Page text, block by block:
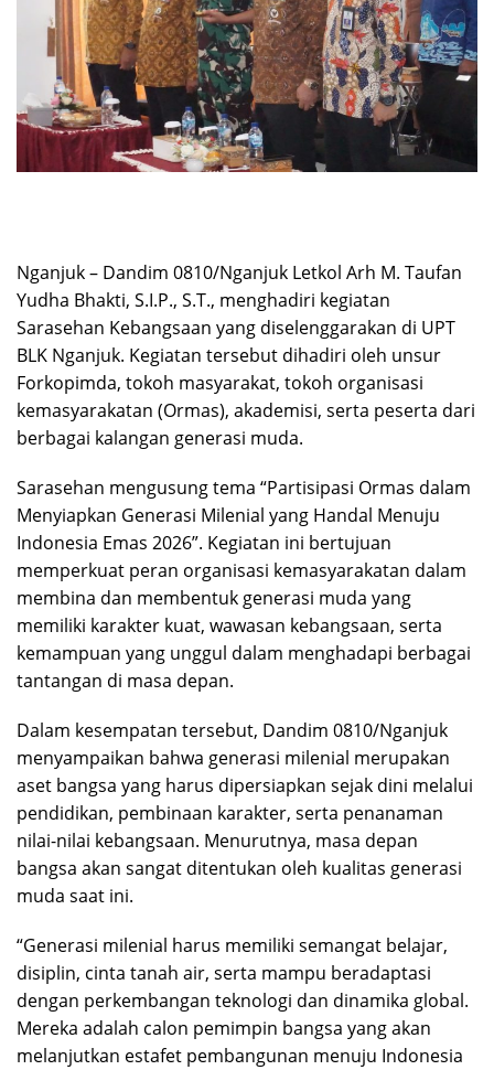
Nganjuk – Dandim 0810/Nganjuk Letkol Arh M. Taufan
Yudha Bhakti, S.I.P., S.T., menghadiri kegiatan
Sarasehan Kebangsaan yang diselenggarakan di UPT
BLK Nganjuk. Kegiatan tersebut dihadiri oleh unsur
Forkopimda, tokoh masyarakat, tokoh organisasi
kemasyarakatan (Ormas), akademisi, serta peserta dari
berbagai kalangan generasi muda.
Sarasehan mengusung tema “Partisipasi Ormas dalam
Menyiapkan Generasi Milenial yang Handal Menuju
Indonesia Emas 2026”. Kegiatan ini bertujuan
memperkuat peran organisasi kemasyarakatan dalam
membina dan membentuk generasi muda yang
memiliki karakter kuat, wawasan kebangsaan, serta
kemampuan yang unggul dalam menghadapi berbagai
tantangan di masa depan.
Dalam kesempatan tersebut, Dandim 0810/Nganjuk
menyampaikan bahwa generasi milenial merupakan
aset bangsa yang harus dipersiapkan sejak dini melalui
pendidikan, pembinaan karakter, serta penanaman
nilai-nilai kebangsaan. Menurutnya, masa depan
bangsa akan sangat ditentukan oleh kualitas generasi
muda saat ini.
“Generasi milenial harus memiliki semangat belajar,
disiplin, cinta tanah air, serta mampu beradaptasi
dengan perkembangan teknologi dan dinamika global.
Mereka adalah calon pemimpin bangsa yang akan
melanjutkan estafet pembangunan menuju Indonesia